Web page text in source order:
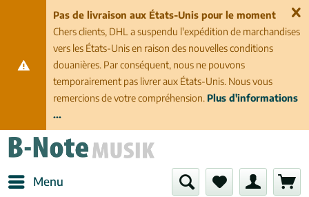
Pas de livraison aux États-Unis pour le moment
Chers clients, DHL a suspendu l'expédition de marchandises
vers les États-Unis en raison des nouvelles conditions
douanières. Par conséquent, nous ne pouvons
temporairement pas livrer aux États-Unis. Nous vous
remercions de votre compréhension. Plus d'informations
...
Menu